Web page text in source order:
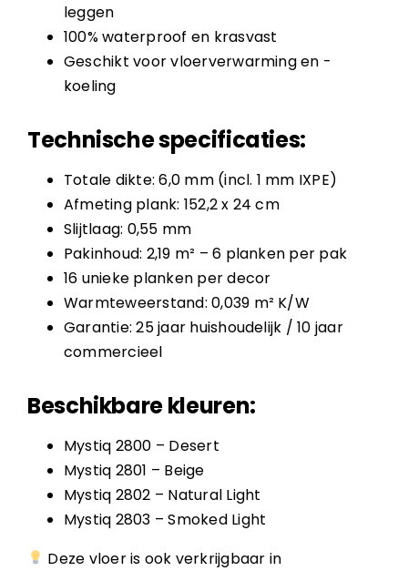
leggen
100% waterproof en krasvast
Geschikt voor vloerverwarming en -
koeling
Technische specificaties:
Totale dikte: 6,0 mm (incl. 1 mm IXPE)
Afmeting plank: 152,2 x 24 cm
Slijtlaag: 0,55 mm
Pakinhoud: 2,19 m² – 6 planken per pak
16 unieke planken per decor
Warmteweerstand: 0,039 m² K/W
Garantie: 25 jaar huishoudelijk / 10 jaar
commercieel
Beschikbare kleuren:
Mystiq 2800 – Desert
Mystiq 2801 – Beige
Mystiq 2802 – Natural Light
Mystiq 2803 – Smoked Light
Deze vloer is ook verkrijgbaar in